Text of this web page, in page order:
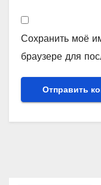
Сохранить моё
браузере для